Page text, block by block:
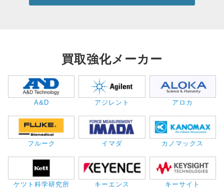
買取強化メーカー
A&D アジレント アロカ
フルーク イマダ カノマックス
ケツト科学研究所 キーエンス キーサイト